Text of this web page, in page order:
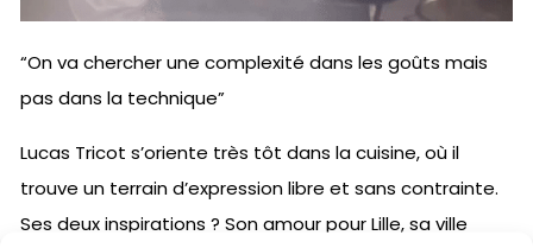
“On va chercher une complexité dans les goûts mais
pas dans la technique”
Lucas Tricot s’oriente très tôt dans la cuisine, où il
trouve un terrain d’expression libre et sans contrainte.
Ses deux inspirations ? Son amour pour Lille, sa ville